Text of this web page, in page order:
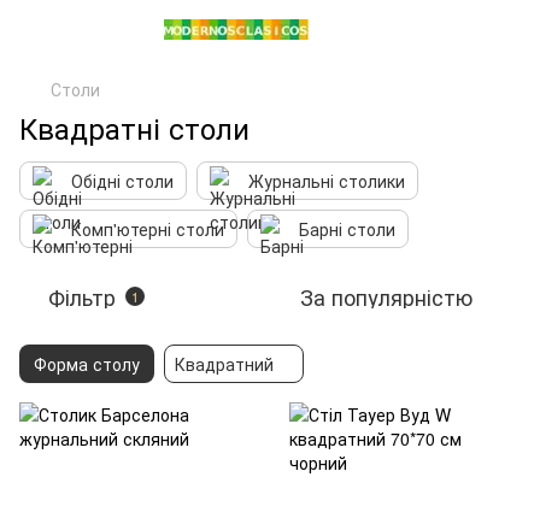
Столи
Квадратні столи
Обідні столи
Журнальні столики
Комп'ютерні столи
Барні столи
Фільтр 1 За популярністю
Форма столу Квадратний